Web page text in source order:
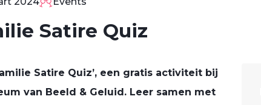
Satire Quiz
Satire Quiz’, een gratis activiteit bij
van Beeld & Geluid. Leer samen met